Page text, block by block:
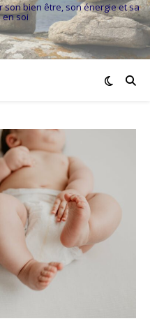
bien être, son énergie et sa
soi